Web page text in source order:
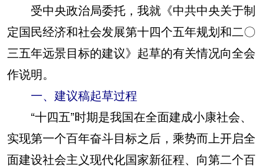
受中央政治局委托，我就《中共中央关于制
定国民经济和社会发展第十四个五年规划和二〇
三五年远景目标的建议》起草的有关情况向全会
作说明。
一、建议稿起草过程
“十四五”时期是我国在全面建成小康社会、
实现第一个百年奋斗目标之后，乘势而上开启全
面建设社会主义现代化国家新征程、向第二个百